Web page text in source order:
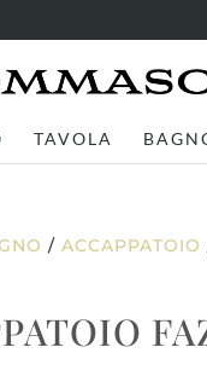
TAVOLA
/ ACCAPPATOIO